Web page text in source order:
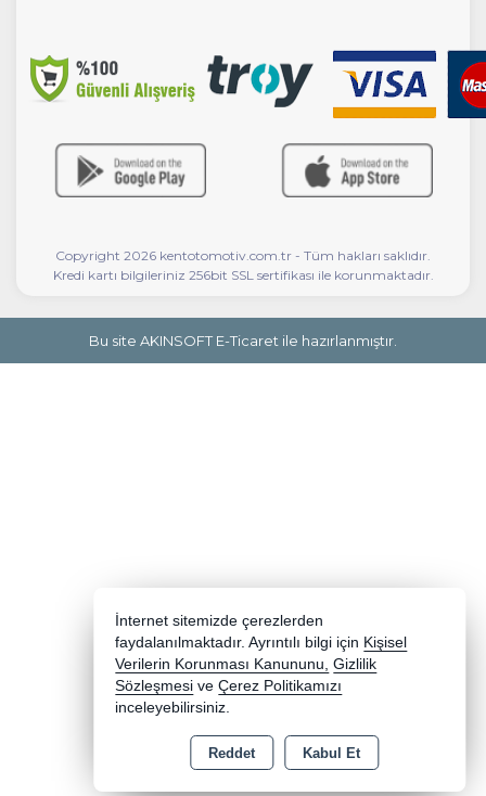
Copyright 2026 kentotomotiv.com.tr - Tüm hakları saklıdır.
Kredi kartı bilgileriniz 256bit SSL sertifikası ile korunmaktadır.
Bu site AKINSOFT E-Ticaret ile hazırlanmıştır.
İnternet sitemizde çerezlerden
faydalanılmaktadır. Ayrıntılı bilgi için Kişisel
Verilerin Korunması Kanununu, Gizlilik
Sözleşmesi ve Çerez Politikamızı
inceleyebilirsiniz.
Reddet Kabul Et